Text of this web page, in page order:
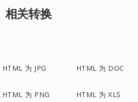
相关转换
HTML 为 JPG HTML 为 DOC
HTML 为 PNG HTML 为 XLS